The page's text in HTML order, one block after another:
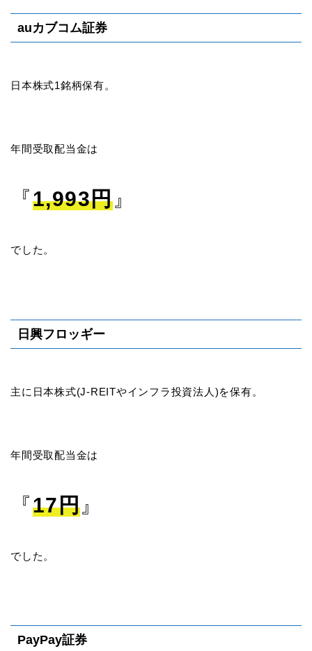
auカブコム証券
日本株式1銘柄保有。
年間受取配当金は
『1,993円』
でした。
日興フロッギー
主に日本株式(J-REITやインフラ投資法人)を保有。
年間受取配当金は
『17円 』
でした。
PayPay証券